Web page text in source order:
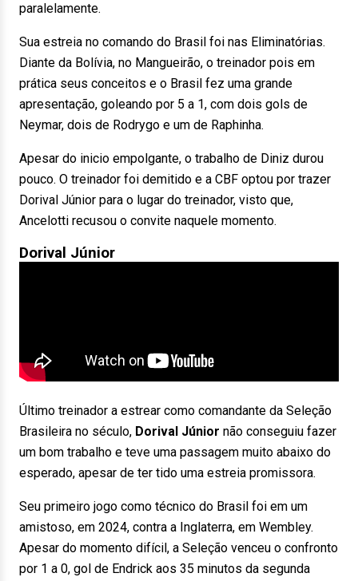
paralelamente.
Sua estreia no comando do Brasil foi nas Eliminatórias.
Diante da Bolívia, no Mangueirão, o treinador pois em
prática seus conceitos e o Brasil fez uma grande
apresentação, goleando por 5 a 1, com dois gols de
Neymar, dois de Rodrygo e um de Raphinha.
Apesar do inicio empolgante, o trabalho de Diniz durou
pouco. O treinador foi demitido e a CBF optou por trazer
Dorival Júnior para o lugar do treinador, visto que,
Ancelotti recusou o convite naquele momento.
Dorival Júnior
Último treinador a estrear como comandante da Seleção
Brasileira no século, Dorival Júnior não conseguiu fazer
um bom trabalho e teve uma passagem muito abaixo do
esperado, apesar de ter tido uma estreia promissora.
Seu primeiro jogo como técnico do Brasil foi em um
amistoso, em 2024, contra a Inglaterra, em Wembley.
Apesar do momento difícil, a Seleção venceu o confronto
por 1 a 0, gol de Endrick aos 35 minutos da segunda